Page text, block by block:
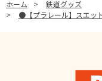
ホーム
>
鉄道グッズ
>
●【プラレール】スエッ